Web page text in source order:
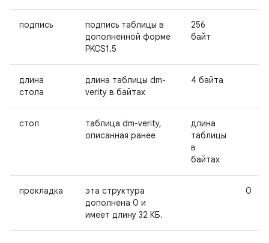
подпись
подпись таблицы в
дополненной форме
PKCS1.5
256
байт
длина
стола
длина таблицы dm-
verity в байтах
4 байта
стол
таблица dm-verity,
описанная ранее
длина
таблицы
в
байтах
прокладка
эта структура
дополнена 0 и
имеет длину 32 КБ.
0